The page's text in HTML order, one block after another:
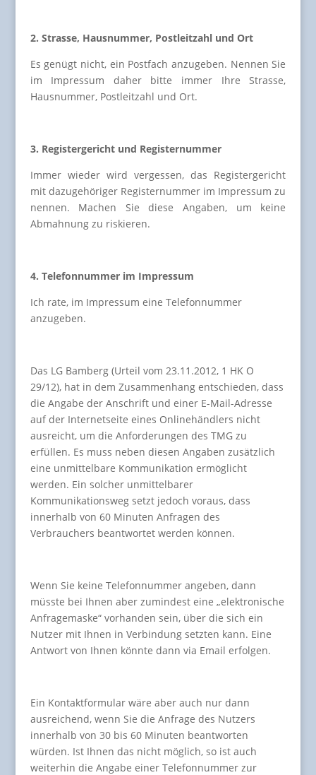
2. Strasse, Hausnummer, Postleitzahl und Ort
Es genügt nicht, ein Postfach anzugeben. Nennen Sie
im Impressum daher bitte immer Ihre Strasse,
Hausnummer, Postleitzahl und Ort.
3. Registergericht und Registernummer
Immer wieder wird vergessen, das Registergericht
mit dazugehöriger Registernummer im Impressum zu
nennen. Machen Sie diese Angaben, um keine
Abmahnung zu riskieren.
4. Telefonnummer im Impressum
Ich rate, im Impressum eine Telefonnummer
anzugeben.
Das LG Bamberg (Urteil vom 23.11.2012, 1 HK O
29/12), hat in dem Zusammenhang entschieden, dass
die Angabe der Anschrift und einer E-Mail-Adresse
auf der Internetseite eines Onlinehändlers nicht
ausreicht, um die Anforderungen des TMG zu
erfüllen. Es muss neben diesen Angaben zusätzlich
eine unmittelbare Kommunikation ermöglicht
werden. Ein solcher unmittelbarer
Kommunikationsweg setzt jedoch voraus, dass
innerhalb von 60 Minuten Anfragen des
Verbrauchers beantwortet werden können.
Wenn Sie keine Telefonnummer angeben, dann
müsste bei Ihnen aber zumindest eine „elektronische
Anfragemaske“ vorhanden sein, über die sich ein
Nutzer mit Ihnen in Verbindung setzten kann. Eine
Antwort von Ihnen könnte dann via Email erfolgen.
Ein Kontaktformular wäre aber auch nur dann
ausreichend, wenn Sie die Anfrage des Nutzers
innerhalb von 30 bis 60 Minuten beantworten
würden. Ist Ihnen das nicht möglich, so ist auch
weiterhin die Angabe einer Telefonnummer zur